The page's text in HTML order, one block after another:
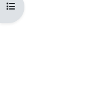
Abrir índice del curso